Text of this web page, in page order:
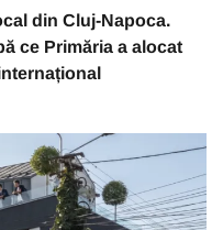
din Cluj-Napoca.
ce Primăria a alocat